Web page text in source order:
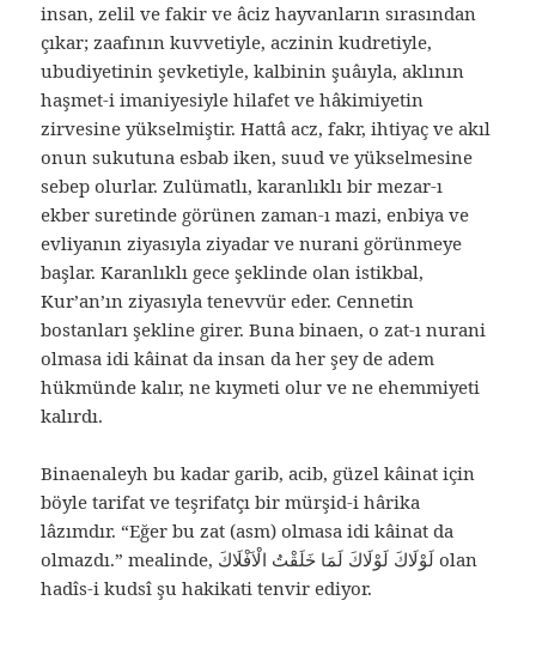
insan, zelil ve fakir ve âciz hayvanların sırasından
çıkar; zaafının kuvvetiyle, aczinin kudretiyle,
ubudiyetinin şevketiyle, kalbinin şuâıyla, aklının
haşmet-i imaniyesiyle hilafet ve hâkimiyetin
zirvesine yükselmiştir. Hattâ acz, fakr, ihtiyaç ve akıl
onun sukutuna esbab iken, suud ve yükselmesine
sebep olurlar. Zulümatlı, karanlıklı bir mezar-ı
ekber suretinde görünen zaman-ı mazi, enbiya ve
evliyanın ziyasıyla ziyadar ve nurani görünmeye
başlar. Karanlıklı gece şeklinde olan istikbal,
Kur’an’ın ziyasıyla tenevvür eder. Cennetin
bostanları şekline girer. Buna binaen, o zat-ı nurani
olmasa idi kâinat da insan da her şey de adem
hükmünde kalır, ne kıymeti olur ve ne ehemmiyeti
kalırdı.
Binaenaleyh bu kadar garib, acib, güzel kâinat için
böyle tarifat ve teşrifatçı bir mürşid-i hârika
lâzımdır. “Eğer bu zat (asm) olmasa idi kâinat da
olmazdı.” mealinde, لَوْلَاكَ لَوْلَاكَ لَمَا خَلَقْتُ الْاَفْلَاكَ olan
hadîs-i kudsî şu hakikati tenvir ediyor.